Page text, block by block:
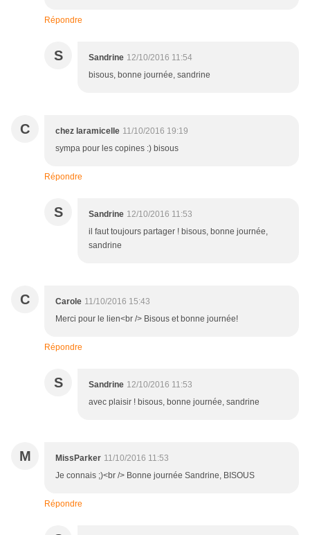
Répondre
S Sandrine 12/10/2016 11:54
bisous, bonne journée, sandrine
C chez laramicelle 11/10/2016 19:19
sympa pour les copines :) bisous
Répondre
S Sandrine 12/10/2016 11:53
il faut toujours partager ! bisous, bonne journée,
sandrine
C Carole 11/10/2016 15:43
Merci pour le lien<br /> Bisous et bonne journée!
Répondre
S Sandrine 12/10/2016 11:53
avec plaisir ! bisous, bonne journée, sandrine
M MissParker 11/10/2016 11:53
Je connais ;)<br /> Bonne journée Sandrine, BISOUS
Répondre